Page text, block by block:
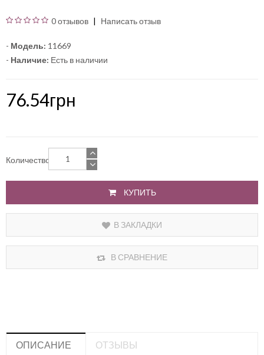
0 отзывов Написать отзыв
- Модель: 11669
- Наличие: Есть в наличии
76.54грн
Количество
КУПИТЬ
В ЗАКЛАДКИ
В СРАВНЕНИЕ
ОПИСАНИЕ ОТЗЫВЫ